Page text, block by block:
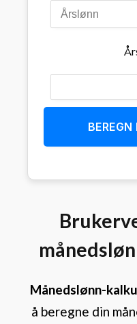
Månedslønn-
å beregne din